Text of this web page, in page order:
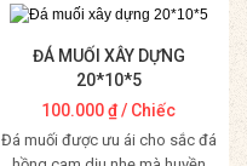
ĐÁ MUỐI XÂY DỰNG
20*10*5
100.000₫/ Chiếc
Đá muối được ưu ái cho sắc đá